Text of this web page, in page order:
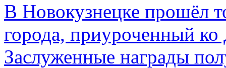
В Новокузнецке прошёл
города, приуроченный
Заслуженные награды